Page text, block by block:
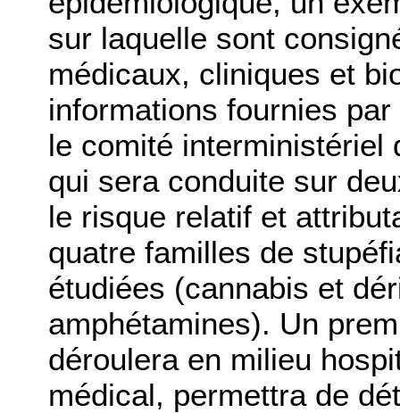
sur laquelle sont
médicaux, cliniques et
informations fournies
le comité interministériel
qui sera conduite sur
le risque relatif et
quatre familles de
étudiées (cannabis et
amphétamines). Un
déroulera en milieu
médical, permettra de